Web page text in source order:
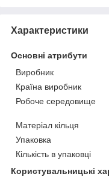
Характеристики
Основні атрибути
Виробник
Країна виробник
Робоче середовище
Матеріал кільця
Упаковка
Кількість в упаковці
Користувальницькі